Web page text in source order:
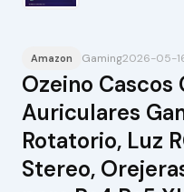
Amazon Gaming2026-05-
Ozeino Cascos
Auriculares
Rotatorio, Luz
Stereo,